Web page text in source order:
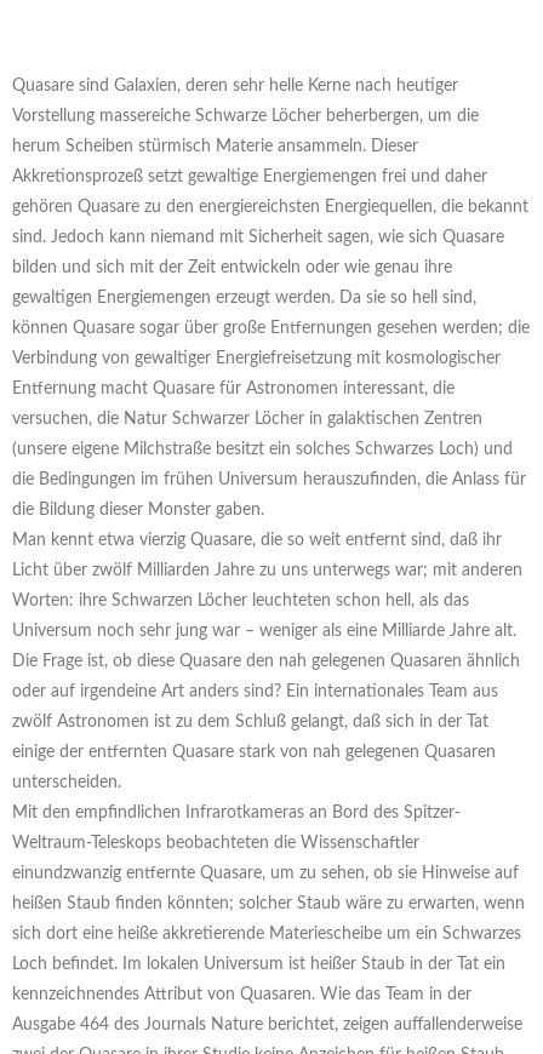
Quasare sind Galaxien, deren sehr helle Kerne nach heutiger
Vorstellung massereiche Schwarze Löcher beherbergen, um die
herum Scheiben stürmisch Materie ansammeln. Dieser
Akkretionsprozeß setzt gewaltige Energiemengen frei und daher
gehören Quasare zu den energiereichsten Energiequellen, die bekannt
sind. Jedoch kann niemand mit Sicherheit sagen, wie sich Quasare
bilden und sich mit der Zeit entwickeln oder wie genau ihre
gewaltigen Energiemengen erzeugt werden. Da sie so hell sind,
können Quasare sogar über große Entfernungen gesehen werden; die
Verbindung von gewaltiger Energiefreisetzung mit kosmologischer
Entfernung macht Quasare für Astronomen interessant, die
versuchen, die Natur Schwarzer Löcher in galaktischen Zentren
(unsere eigene Milchstraße besitzt ein solches Schwarzes Loch) und
die Bedingungen im frühen Universum herauszufinden, die Anlass für
die Bildung dieser Monster gaben.
Man kennt etwa vierzig Quasare, die so weit entfernt sind, daß ihr
Licht über zwölf Milliarden Jahre zu uns unterwegs war; mit anderen
Worten: ihre Schwarzen Löcher leuchteten schon hell, als das
Universum noch sehr jung war – weniger als eine Milliarde Jahre alt.
Die Frage ist, ob diese Quasare den nah gelegenen Quasaren ähnlich
oder auf irgendeine Art anders sind? Ein internationales Team aus
zwölf Astronomen ist zu dem Schluß gelangt, daß sich in der Tat
einige der entfernten Quasare stark von nah gelegenen Quasaren
unterscheiden.
Mit den empfindlichen Infrarotkameras an Bord des Spitzer-
Weltraum-Teleskops beobachteten die Wissenschaftler
einundzwanzig entfernte Quasare, um zu sehen, ob sie Hinweise auf
heißen Staub finden könnten; solcher Staub wäre zu erwarten, wenn
sich dort eine heiße akkretierende Materiescheibe um ein Schwarzes
Loch befindet. Im lokalen Universum ist heißer Staub in der Tat ein
kennzeichnendes Attribut von Quasaren. Wie das Team in der
Ausgabe 464 des Journals Nature berichtet, zeigen auffallenderweise